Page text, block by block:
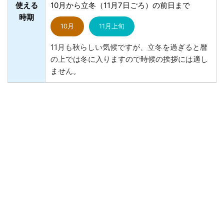
使える
時期
10月から立冬（11月7日ごろ）の前日まで
10月 11月上旬
11月も秋らしい気候ですが、立冬を過ぎると暦
の上では冬に入りますので時候の挨拶には適し
ません。